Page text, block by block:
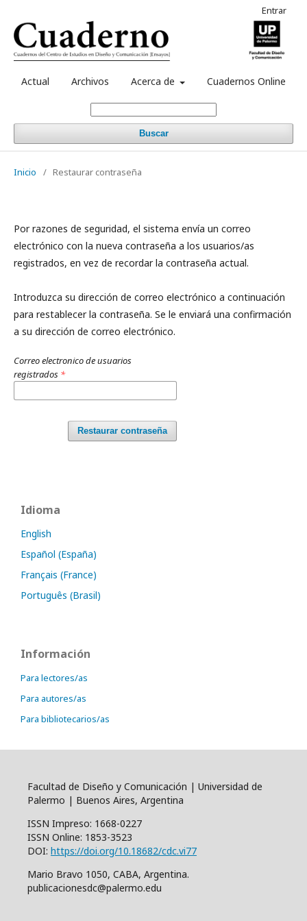
Actual Archivos Acerca de Cuadernos Online
Buscar
Entrar
Inicio / Restaurar contraseña
Por razones de seguridad, el sistema envía un correo
electrónico con la nueva contraseña a los usuarios/as
registrados, en vez de recordar la contraseña actual.
Introduzca su dirección de correo electrónico a continuación
para restablecer la contraseña. Se le enviará una confirmación
a su dirección de correo electrónico.
Correo electronico de usuarios
registrados *
Restaurar contraseña
Idioma
English
Español (España)
Français (France)
Português (Brasil)
Información
Para lectores/as
Para autores/as
Para bibliotecarios/as
Facultad de Diseño y Comunicación | Universidad de
Palermo | Buenos Aires, Argentina
ISSN Impreso: 1668-0227
ISSN Online: 1853-3523
DOI: https://doi.org/10.18682/cdc.vi77
Mario Bravo 1050, CABA, Argentina.
publicacionesdc@palermo.edu